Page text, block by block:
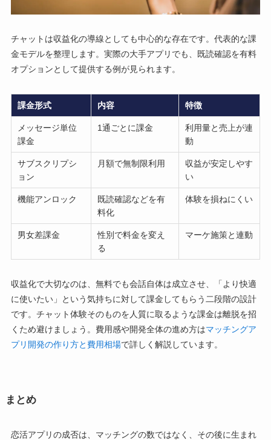
チャットは収益化の導線としても中心的な存在です。代表的な課
金モデルを整理します。実際の大手アプリでも、既読確認を有料
オプションとして提供する例が見られます。
課金形式 内容 特徴
メッセージ単位
課金
1通ごとに課金
利用量と売上が連
動
サブスクリプシ
ョン
月額で無制限利用
収益が安定しやす
い
機能アンロック
既読確認などを有
料化
体験を損ねにくい
男女差課金
性別で料金を変え
る
マーケ施策と連動
収益化で大切なのは、無料でも会話自体は成立させ、「より快適
に使いたい」という気持ちに対して課金してもらう二段階の設計
です。チャット体験そのものを人質に取るような課金は離脱を招
くため避けましょう。費用感や開発全体の進め方はマッチングア
プリ開発の作り方と費用相場で詳しく解説しています。
まとめ
恋活アプリの成否は、マッチングの数ではなく、その後に生まれ